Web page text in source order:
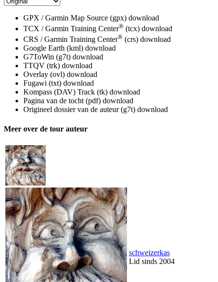
GPX / Garmin Map Source (gpx) download
TCX / Garmin Training Center® (tcx) download
CRS / Garmin Training Center® (crs) download
Google Earth (kml) download
G7ToWin (g7t) download
TTQV (trk) download
Overlay (ovl) download
Fugawi (txt) download
Kompass (DAV) Track (tk) download
Pagina van de tocht (pdf) download
Origineel dossier van de auteur (g7t) download
Meer over de tour auteur
schweizerkas
Lid sinds 2004